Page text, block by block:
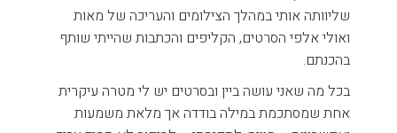
שליוותה אותי במהלך הצילומים והעריכה של מאות
ואולי אלפי הסרטים, הקליפים והכתבות שהייתי שותף
בהכנתם.
בכל מה שאני עושה ביין ובסרטים יש לי מטרה עיקרית
אחת שמסתכמת במילה בודדה אך מלאת משמעות